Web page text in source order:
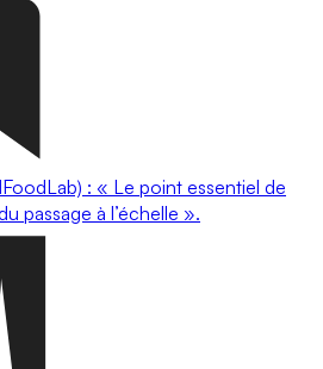
: « Le point essentiel de
passage à l’échelle ».